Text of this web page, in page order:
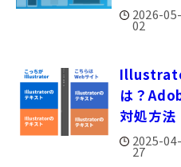
2026-05-
02
は？
対処方法
2025-04-
27